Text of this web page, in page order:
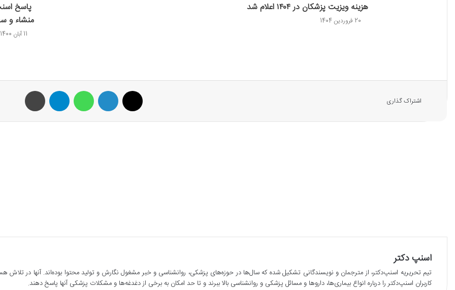
هزینه ویزیت پزشکان در ۱۴۰۴ اعلام شد
20 فروردین 1404
پاسخ
منشاء و
11 آبان 1400
اشتراک گذاری
اسنپ دکتر
تیم تحریریه اسنپ‌دکتر، از مترجمان و نویسندگانی تشکیل شده که سال‌ها در حوزه‌های پزشکی، روانشناسی و خبر مشغول نگارش و تولید محتوا بوده‌اند. آنها در تلاش
کاربران اسنپ‌دکتر را درباره انواع بیماری‌ها، داروها و مسائل پزشکی و روانشناسی بالا ببرند و تا حد امکان به برخی از دغدغه‌ها و مشکلات پزشکی آنها پاسخ دهند.